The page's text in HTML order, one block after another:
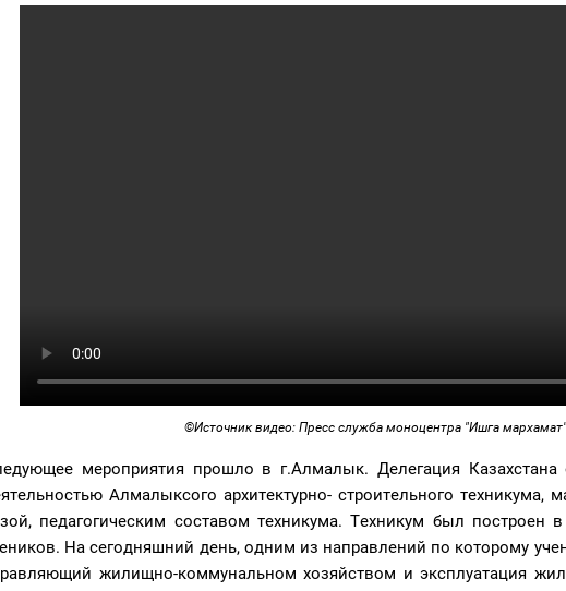
©Источник видео: Пресс служба моноцентра "Ишга мархамат"
мероприятия прошло в г.Алмалык. Делегация Казахстана
Алмалыксого архитектурно- строительного техникума,
педагогическим составом техникума. Техникум был построен
На сегодняшний день, одним из направлений по которому
жилищно-коммунальном хозяйством и эксплуатация